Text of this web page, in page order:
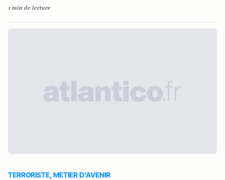
1 min de lecture
TERRORISTE, METIER D’AVENIR